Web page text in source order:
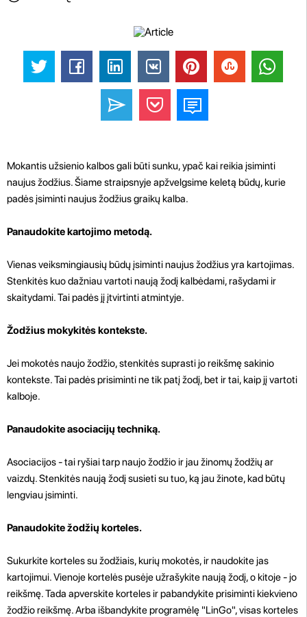
Mokantis užsienio kalbos gali būti sunku, ypač kai reikia įsiminti
naujus žodžius. Šiame straipsnyje apžvelgsime keletą būdų, kurie
padės įsiminti naujus žodžius graikų kalba.
Panaudokite kartojimo metodą.
Vienas veiksmingiausių būdų įsiminti naujus žodžius yra kartojimas.
Stenkitės kuo dažniau vartoti naują žodį kalbėdami, rašydami ir
skaitydami. Tai padės jį įtvirtinti atmintyje.
Žodžius mokykitės kontekste.
Jei mokotės naujo žodžio, stenkitės suprasti jo reikšmę sakinio
kontekste. Tai padės prisiminti ne tik patį žodį, bet ir tai, kaip jį vartoti
kalboje.
Panaudokite asociacijų techniką.
Asociacijos - tai ryšiai tarp naujo žodžio ir jau žinomų žodžių ar
vaizdų. Stenkitės naują žodį susieti su tuo, ką jau žinote, kad būtų
lengviau įsiminti.
Panaudokite žodžių korteles.
Sukurkite korteles su žodžiais, kurių mokotės, ir naudokite jas
kartojimui. Vienoje kortelės pusėje užrašykite naują žodį, o kitoje - jo
reikšmę. Tada apverskite korteles ir pabandykite prisiminti kiekvieno
žodžio reikšmę. Arba išbandykite programėlę "LinGo", visas korteles